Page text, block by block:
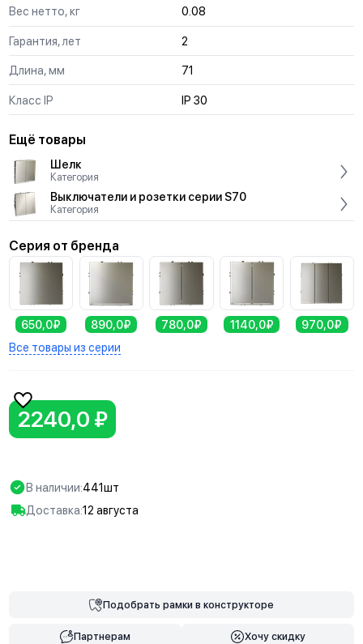
Вес нетто, кг 0.08
Гарантия, лет 2
Длина, мм 71
Класс IP IP 30
Ещё товары
Шелк
Категория
Выключатели и розетки серии S70
Категория
Серия от бренда
650,0₽ 890,0₽ 780,0₽ 1140,0₽
970,0₽
Все товары из серии
2240,0 ₽
В наличии:441шт
Доставка:12 августа
Подобрать рамкив конструкторе
Партнерам Хочу скидку